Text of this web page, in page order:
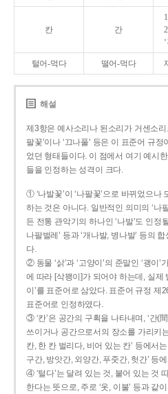
칸 간
털어-먹다 떨어-먹다
해설
제3항은 예사소리나 된소리가 거센소
팔꽃’이나 ‘끄나풀’ 등은 이 표준어 규
었던 형태들이다. 이 점에서 여기 예시
들을 인정하는 성격이 크다.
① ‘나발꽃’이 ‘나팔꽃’으로 바뀌었으나
하는 것은 아니다. 일반적인 의미의 ‘나
든 전통 관악기의 하나인 ‘나발’도 인정
나팔벌레’ 등과 ‘개나발, 병나발’ 등의
다.
② 동물 ‘삵’과 ‘고양이’의 준말인 ‘괭이’
에 따라 [삭꽹이]가 되어야 하는데, 실제
이’를 표준어로 삼았다. 표준어 규정 제
표준어로 인정하였다.
③ ‘칸’은 공간의 구획을 나타내며, ‘간(
쓰이거나 공간으로서의 장소를 가리키
칸, 한 칸 벌리다, 비어 있는 칸’ 등에서
구간, 방앗간, 외양간, 푸줏간, 헛간’ 등에
④ ‘털다’는 달려 있는 것, 붙어 있는 것
한다는 뜻으로, 주로 ‘옷, 이불’ 등과 같